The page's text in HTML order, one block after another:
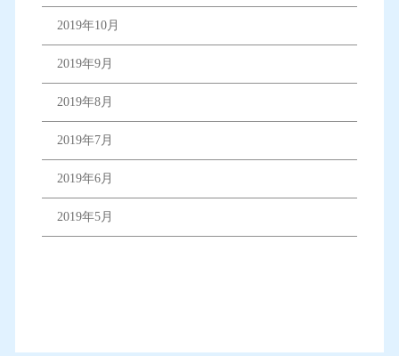
2019年10月
2019年9月
2019年8月
2019年7月
2019年6月
2019年5月